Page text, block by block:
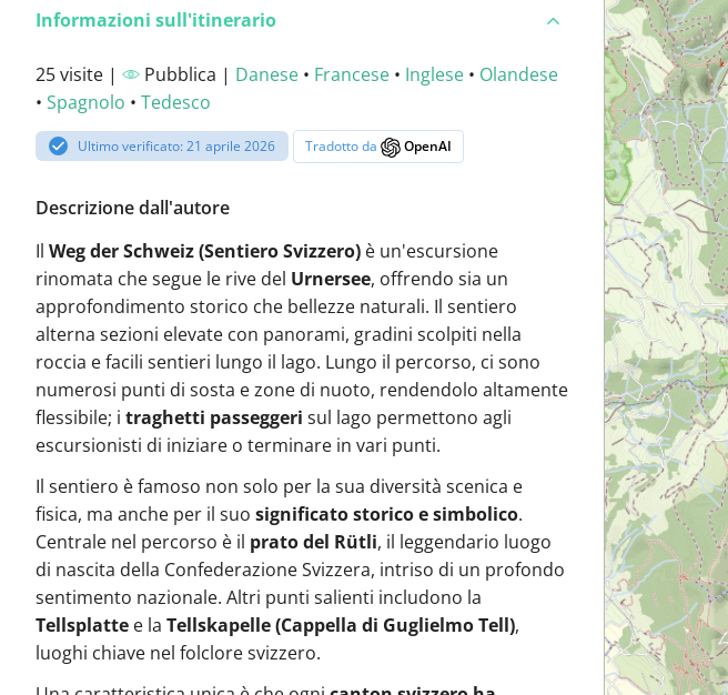
Informazioni sull'itinerario
25 visite | Pubblica | Danese • Francese • Inglese • Olandese
• Spagnolo • Tedesco
Ultimo verificato: 21 aprile 2026 Tradotto da OpenAI
Descrizione dall'autore
Il Weg der Schweiz (Sentiero Svizzero) è un'escursione
rinomata che segue le rive del Urnersee, offrendo sia un
approfondimento storico che bellezze naturali. Il sentiero
alterna sezioni elevate con panorami, gradini scolpiti nella
roccia e facili sentieri lungo il lago. Lungo il percorso, ci sono
numerosi punti di sosta e zone di nuoto, rendendolo altamente
flessibile; i traghetti passeggeri sul lago permettono agli
escursionisti di iniziare o terminare in vari punti.
Il sentiero è famoso non solo per la sua diversità scenica e
fisica, ma anche per il suo significato storico e simbolico.
Centrale nel percorso è il prato del Rütli, il leggendario luogo
di nascita della Confederazione Svizzera, intriso di un profondo
sentimento nazionale. Altri punti salienti includono la
Tellsplatte e la Tellskapelle (Cappella di Guglielmo Tell),
luoghi chiave nel folclore svizzero.